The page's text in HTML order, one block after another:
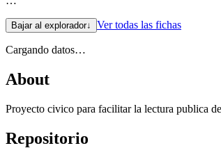
Bajar al explorador↓ Ver todas las fichas
Cargando datos…
About
Proyecto civico para facilitar la lectura publica
Repositorio